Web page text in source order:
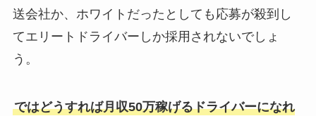
送会社か、ホワイトだったとしても応募が殺到し
てエリートドライバーしか採用されないでしょ
う。
ではどうすれば月収50万稼げるドライバーになれ